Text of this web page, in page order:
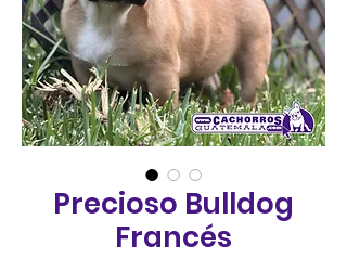
Precioso Bulldog
Francés